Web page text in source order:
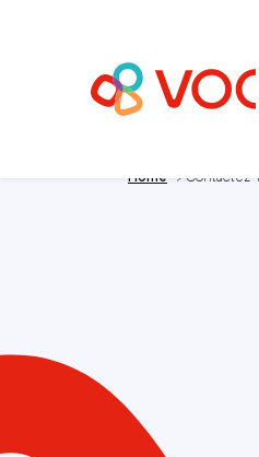
Home > Contactez-